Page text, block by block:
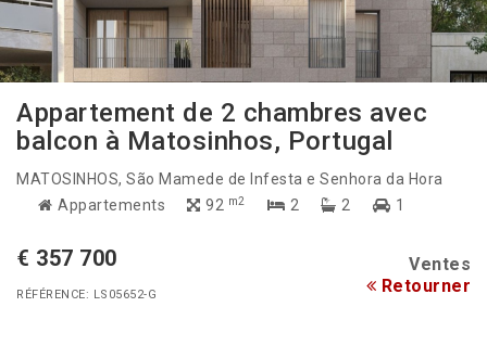
Appartement de 2 chambres avec
balcon à Matosinhos, Portugal
MATOSINHOS, São Mamede de Infesta e Senhora da Hora
Appartements
92 m2 2 2 1
€ 357 700 Ventes
RÉFÉRENCE: LS05652-G Retourner